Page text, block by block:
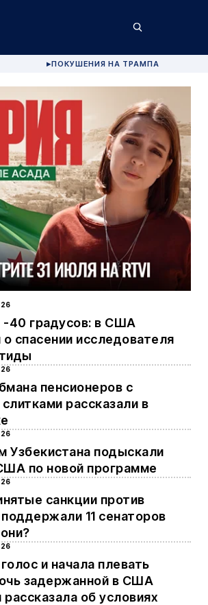
▶ПОКУШЕНИЯ НА ТРАМПА
-40 градусов: в США
спасении исследователя
пенсионеров с
рассказали в
Узбекистана подыскали
по новой программе
санкции против
11 сенаторов
и начала плевать
задержанной в США
рассказала об условиях